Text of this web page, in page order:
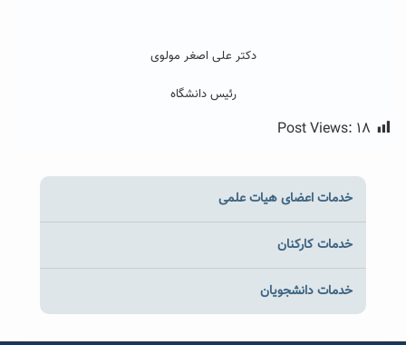
دکتر علی اصغر مولوی
رئیس دانشگاه
Post Views: ۱۸
خدمات اعضای هیات علمی
خدمات کارکنان
خدمات دانشجویان